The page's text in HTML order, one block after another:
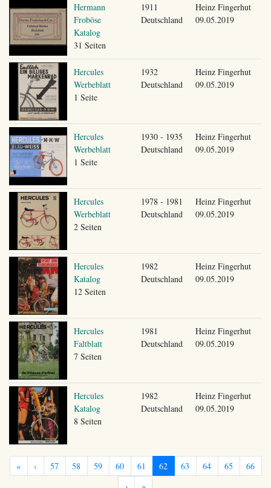
Hermann
Froböse
Katalog
31 Seiten
1911
Deutschland
Heinz Fingerhut
09.05.2019
Hercules
Werbeblatt
1 Seite
1932
Deutschland
Heinz Fingerhut
09.05.2019
Hercules
Werbeblatt
1 Seite
1930 - 1935
Deutschland
Heinz Fingerhut
09.05.2019
Hercules
Werbeblatt
2 Seiten
1978 - 1981
Deutschland
Heinz Fingerhut
09.05.2019
Hercules
Katalog
12 Seiten
1982
Deutschland
Heinz Fingerhut
09.05.2019
Hercules
Faltblatt
7 Seiten
1981
Deutschland
Heinz Fingerhut
09.05.2019
Hercules
Katalog
8 Seiten
1982
Deutschland
Heinz Fingerhut
09.05.2019
« ‹ 57 58 59 60 61 62 63 64 65
66
›
»